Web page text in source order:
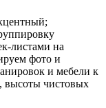
на
фото и
и мебели к
высоты чистовых